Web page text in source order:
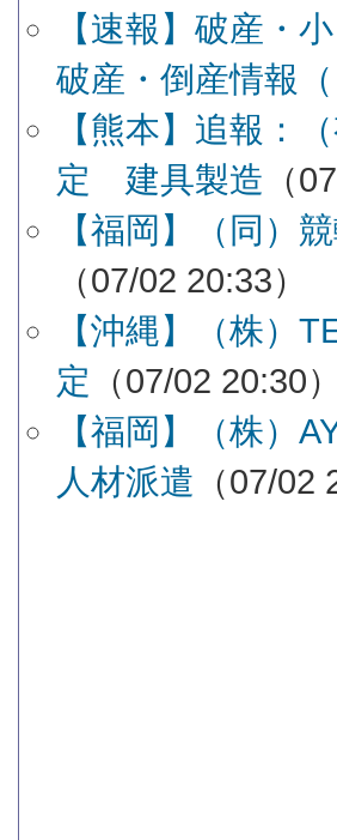
【速報】破産
破産・倒産情報
【熊本】追報：
定 建具製造 （
【福岡】（同）
（07/02 20:33）
【沖縄】（株）
定 （07/02 20:30
【福岡】（株）
人材派遣 （07/02